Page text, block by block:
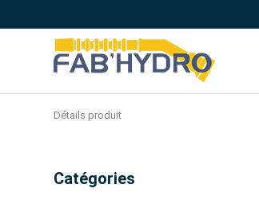
Détails produit
Catégories